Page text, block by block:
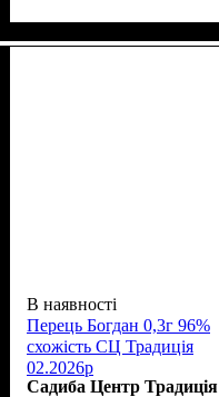
В наявності
Перець Богдан 0,3г 96%
схожість СЦ Традиція
02.2026р
Садиба Центр Традиція